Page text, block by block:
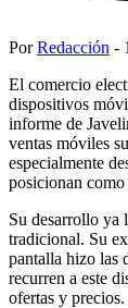
PorRedacción -
El comercio
dispositivos
informe de
ventas móviles
especialmente
posicionan
Su desarrollo ya
tradicional. Su
pantalla hizo las
recurren a este
ofertas y precios.